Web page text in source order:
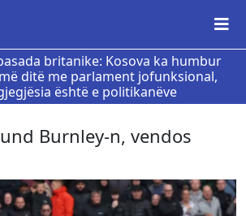
britanike: Kosova ka humbur
ditë me parlament jofunksional,
është e politikanëve
Burnley-n, vendos